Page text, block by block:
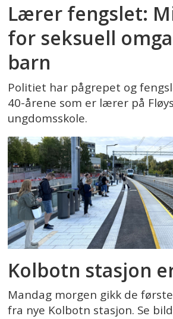
Lærer fengslet:
for seksuell
barn
Politiet har pågrepet og
40-årene som er lærer på
ungdomsskole.
Kolbotn stasjon
Mandag morgen gikk de
fra nye Kolbotn stasjon. Se